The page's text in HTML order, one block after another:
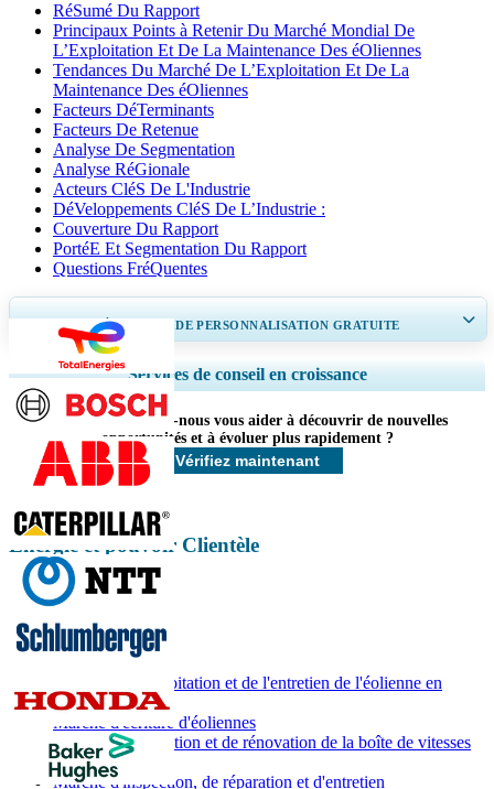
RéSumé Du Rapport
Principaux Points à Retenir Du Marché Mondial De
L’Exploitation Et De La Maintenance Des éOliennes
Tendances Du Marché De L’Exploitation Et De La
Maintenance Des éOliennes
Facteurs DéTerminants
Facteurs De Retenue
Analyse De Segmentation
Analyse RéGionale
Acteurs CléS De L'Industrie
DéVeloppements CléS De L’Industrie :
Couverture Du Rapport
PortéE Et Segmentation Du Rapport
Questions FréQuentes
OBTENEZ 30 À 60 DE PERSONNALISATION GRATUITE
Ampliar a cobertura regional e por país, Análise de segmentos, Perfis de
empresas, Benchmarking competitivo, e insights sobre o usuário final.
Personnaliser maintenant
Services de conseil en croissance
Comment pouvons-nous vous aider à découvrir de nouvelles
opportunités et à évoluer plus rapidement ?
Vérifiez maintenant
Énergie et pouvoir Clientèle
Rapports associés
Marché de l'exploitation et de l'entretien de l'éolienne en
Australie
Marché d'écriture d'éoliennes
Marché de réparation et de rénovation de la boîte de vitesses
d'éoliennes
Marché d'inspection, de réparation et d'entretien